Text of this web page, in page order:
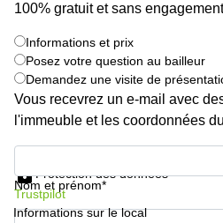
Centres
Bertrange
Esch-
sur-
Alzette
Centres
Sandweiler
100% gratuit et sans engagement
Informations et prix
Posez votre question au bailleur
Demandez une visite de
Vous recevrez un e-mail avec
l'immeuble et les coordonnées
Nom et prénom*
Protection des données
Trustpilot
Informations sur le local